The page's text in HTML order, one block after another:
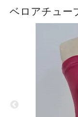
ベロアチュー